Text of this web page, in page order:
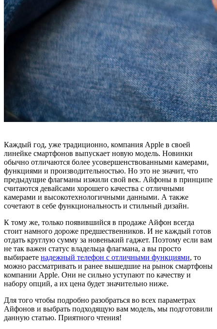
Каждый год, уже традиционно, компания Apple в своей
линейке смартфонов выпускает новую модель. Новинки
обычно отличаются более усовершенствованными камерами,
функциями и производительностью. Но это не значит, что
предыдущие флагманы изжили свой век. Айфоны в принципе
считаются девайсами хорошего качества с отличными
камерами и высокотехнологичными данными. А также
сочетают в себе функциональность и стильный дизайн.
К тому же, только появившийся в продаже Айфон всегда
стоит намного дороже предшественников. И не каждый готов
отдать круглую сумму за новенький гаджет. Поэтому если вам
не так важен статус владельца флагмана, а вы просто
выбираете надежный телефон с отличными функциями, то
можно рассматривать и ранее вышедшие на рынок смартфоны
компании Apple. Они не сильно уступают по качеству и
набору опций, а их цена будет значительно ниже.
Для того чтобы подробно разобраться во всех параметрах
Айфонов и выбрать подходящую вам модель, мы подготовили
данную статью. Приятного чтения!